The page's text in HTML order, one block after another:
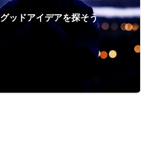
グッドアイデアを探そう